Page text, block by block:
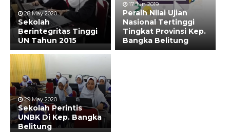
28 May 2020
Sekolah
Berintegritas Tinggi
UN Tahun 2015
17 Jun 2019
Peraih Nilai Ujian
Nasional Tertinggi
Tingkat Provinsi Kep.
Bangka Belitung
29 May 2020
Sekolah Perintis
UNBK Di Kep. Bangka
Belitung